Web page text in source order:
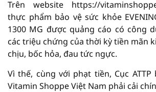
Trên website https://
thực phẩm bảo vệ sức khỏe
1300 MG được quảng cáo có công
các triệu chứng của thời kỳ tiền mãn
chịu, bốc hỏa, đau tức ngực.
Vì thế, cùng với phạt tiền, Cục ATTP
Vitamin Shoppe Việt Nam phải cải